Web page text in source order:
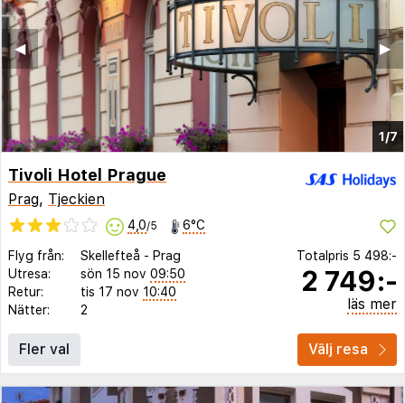
1/7
▶︎
◀︎
Tivoli Hotel Prague
Prag, Tjeckien
4,0/5 6°C
Flyg från: Skellefteå - Prag
Utresa:
sön 15 nov 09:50
Retur:
tis 17 nov 10:40
Nätter:
2
Totalpris 5 498:-
2 749:-
läs mer
Fler val Välj resa